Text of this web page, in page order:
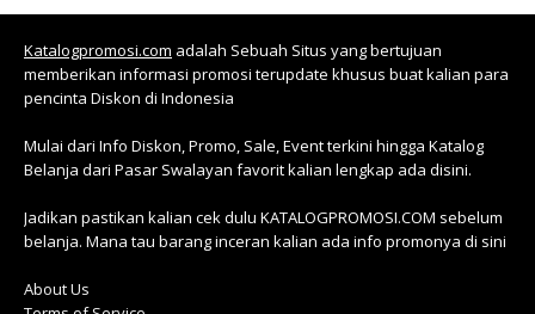
Katalogpromosi.com adalah Sebuah Situs yang bertujuan
memberikan informasi promosi terupdate khusus buat kalian para
pencinta Diskon di Indonesia
Mulai dari Info Diskon, Promo, Sale, Event terkini hingga Katalog
Belanja dari Pasar Swalayan favorit kalian lengkap ada disini.
Jadikan pastikan kalian cek dulu KATALOGPROMOSI.COM sebelum
belanja. Mana tau barang inceran kalian ada info promonya di sini
About Us